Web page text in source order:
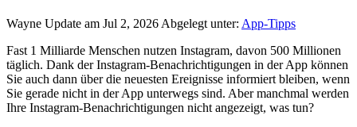
Wayne Update am Jul 2, 2026 Abgelegt unter: App-Tipps
Fast 1 Milliarde Menschen nutzen Instagram, davon 500 Millionen
täglich. Dank der Instagram-Benachrichtigungen in der App können
Sie auch dann über die neuesten Ereignisse informiert bleiben, wenn
Sie gerade nicht in der App unterwegs sind. Aber manchmal werden
Ihre Instagram-Benachrichtigungen nicht angezeigt, was tun?